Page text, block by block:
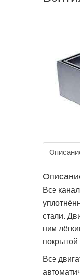
Все
стали.
ним
покрытой
Все